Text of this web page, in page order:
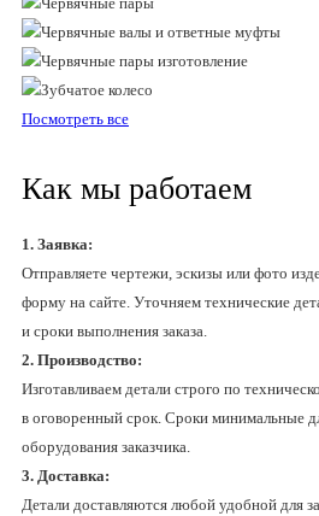
Посмотреть все
Как мы работаем
1. Заявка:
Отправляете чертежи, эскизы или фото
форму на сайте. Уточняем технические
и сроки выполнения заказа.
2. Производство:
Изготавливаем детали строго по
в оговоренный срок. Сроки минимальные
оборудования заказчика.
3. Доставка:
Детали доставляются любой удобной для